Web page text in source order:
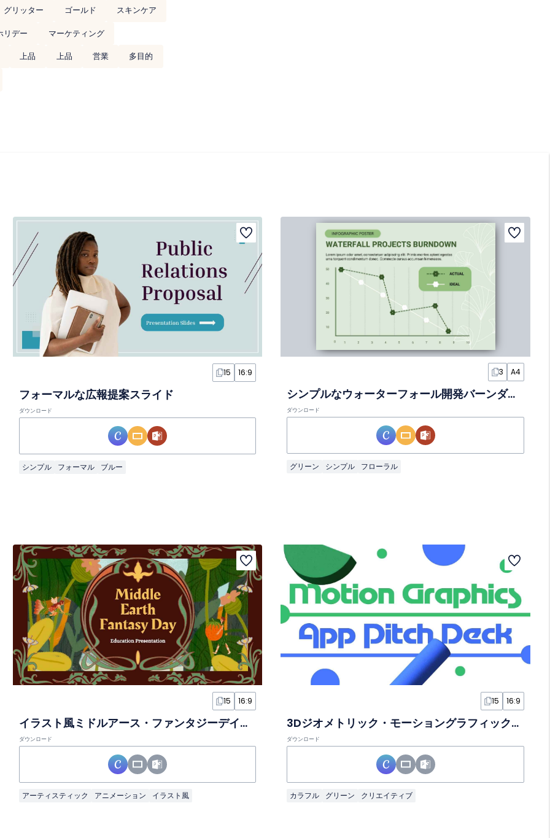
グリッター ゴールド
スキンケア
リデー
マーケティング
上品
上品 営業 多目的
15 16:9
フォーマルな広報提案スライド
ダウンロード
シンプル フォーマル ブルー
3 A4
シンプルなウォーターフォール開発バーンダウンインフォグラフィック
ダウンロード
グリーン シンプル フローラル
15 16:9
イラスト風ミドルアース・ファンタジーデイスライド
ダウンロード
アーティスティック アニメーション イラスト風
15 16:9
3Dジオメトリック・モーショングラフィックス ピッチデックスライド
ダウンロード
カラフル グリーン クリエイティブ